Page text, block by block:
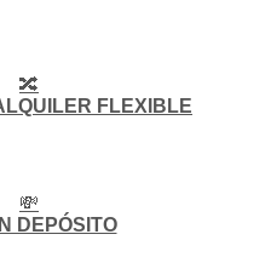
🔀
FLEXIBLE
💸
DEPÓSITO